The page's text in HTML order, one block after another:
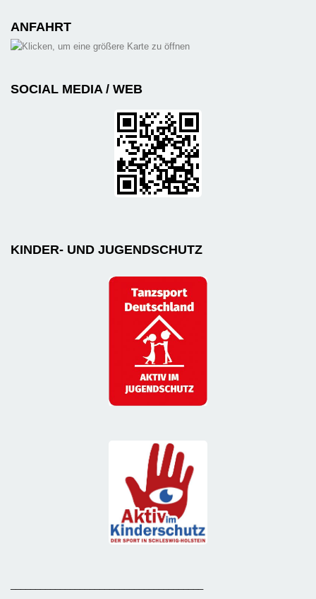
ANFAHRT
SOCIAL MEDIA / WEB
KINDER- UND JUGENDSCHUTZ